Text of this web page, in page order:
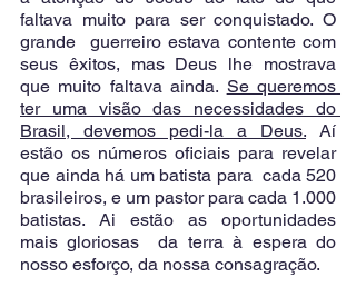
faltava muito para ser conquistado. O
grande  guerreiro estava contente com
seus êxitos, mas Deus lhe mostrava
que muito faltava ainda. Se queremos
ter uma visão das necessidades do
Brasil, devemos pedi-la a Deus. Aí
estão os números oficiais para revelar
que ainda há um batista para  cada 520
brasileiros, e um pastor para cada 1.000
batistas. Ai estão as oportunidades
mais gloriosas  da terra à espera do
nosso esforço, da nossa consagração.